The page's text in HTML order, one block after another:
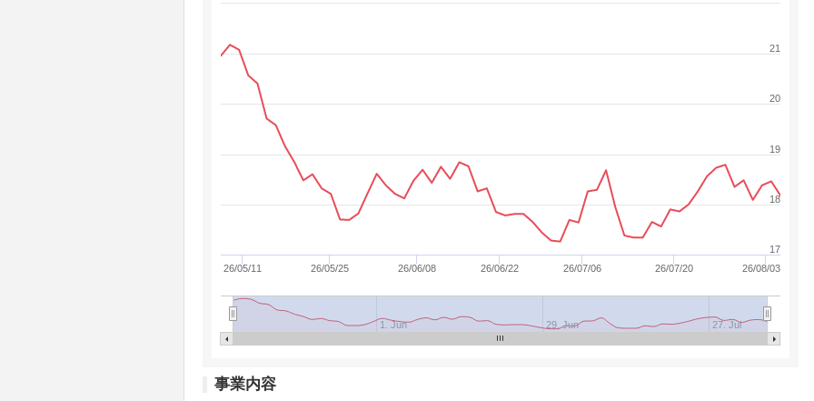
26/05/11 26/05/25 26/06/08 26/06/22 26/07/06 26/07/20 26/08/03
1. Jun 29. Jun 27. Jul
17
18
19
20
21
事業内容